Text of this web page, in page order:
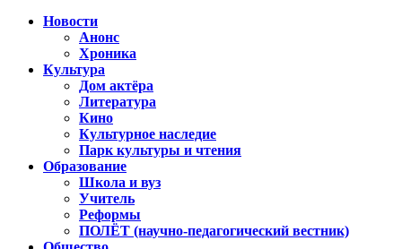
Новости
Анонс
Хроника
Культура
Дом актёра
Литература
Кино
Культурное наследие
Парк культуры и чтения
Образование
Школа и вуз
Учитель
Реформы
ПОЛЁТ (научно-педагогический вестник)